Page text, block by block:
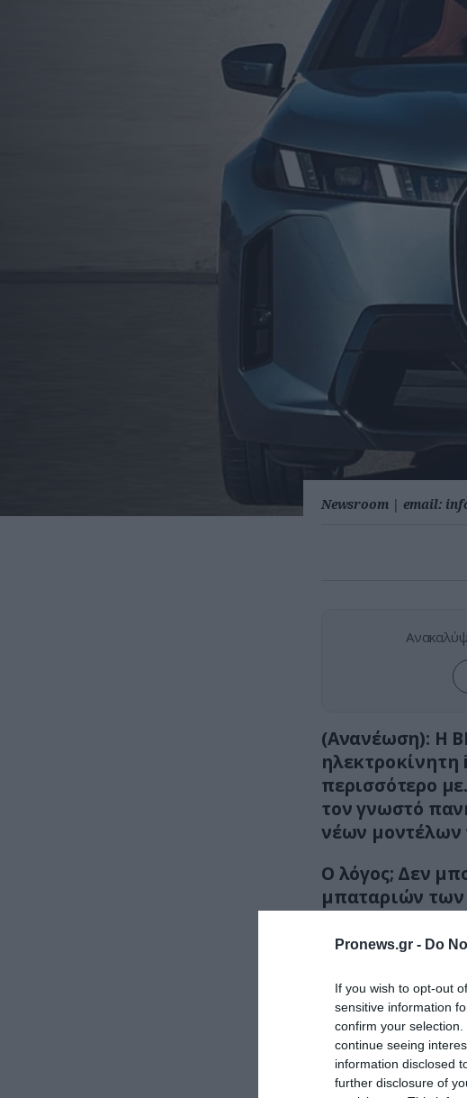
Pronews.gr - Do
If you wish to opt-out
sensitive information
confirm your
continue seeing
information disclosed
further disclosure of
Newsroom | email:
(Aνανέωση): H
ηλεκτροκίνητη
περισσότερο
τον γνωστό
νέων μοντέλων
Ο λόγος; Δεν
μπαταριών των